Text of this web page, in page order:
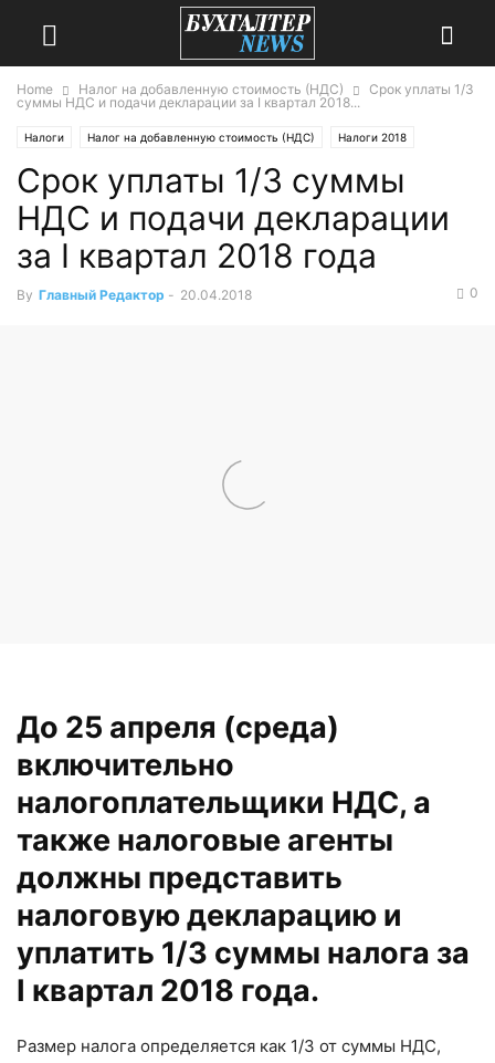
Home Налог на добавленную стоимость (НДС)
Cрок уплаты 1/3
суммы НДС и подачи декларации за I квартал 2018...
Налоги Налог на добавленную стоимость (НДС) Налоги 2018
НДС 2018
Cрок уплаты 1/3 суммы
НДС и подачи декларации
за I квартал 2018 года
By Главный Редактор - 20.04.2018 0
До 25 апреля (среда)
включительно
налогоплательщики НДС, а
также налоговые агенты
должны представить
налоговую декларацию и
уплатить 1/3 суммы налога за
I квартал 2018 года.
Размер налога определяется как 1/3 от суммы НДС,